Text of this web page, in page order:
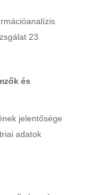
23
és
jelentősége
adatok